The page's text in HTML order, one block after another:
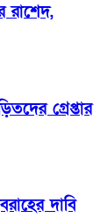
রাশেদ,
গ্রেপ্তার
দাবি